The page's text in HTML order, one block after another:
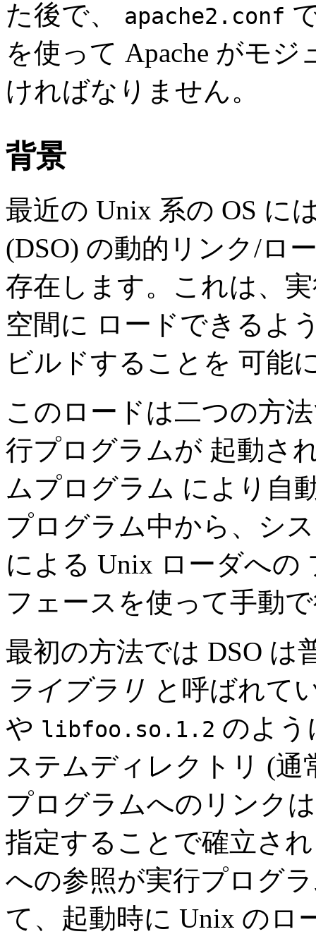
た後で、
apache2.conf
を使って Apache がモ
ければなりません。
背景
最近の Unix 系の OS に
(DSO) の動的リンク/ロ
存在します。これは、
空間に ロードできるよ
ビルドすることを 可能
このロードは二つの方
行プログラムが 起動さ
ムプログラム により自
プログラム中から、シ
による Unix ローダへの
フェースを使って手動
最初の方法では DSO は
ライブラリ と呼ばれて
や libfoo.so.1.2 のよう
ステムディレクトリ (通
プログラムへのリンク
指定することで確立さ
への参照が実行プログ
て、起動時に Unix のロ